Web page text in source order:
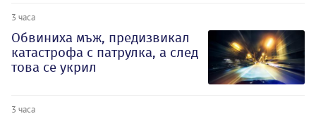
3 часа
Обвиниха мъж, предизвикал
катастрофа с патрулка, а след
това се укрил
3 часа